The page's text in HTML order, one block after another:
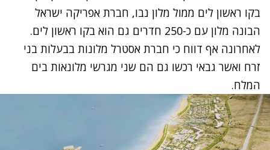
בקו ראשון לים ממול מלון נבו, חברת אפריקה ישראל
הבונה מלון עם כ-250 חדרים גם הוא בקו ראשון לים.
לאחרונה אף דווח כי חברת אסטרל מלונות בבעלות בני
זרח ואשר גבאי רכשו גם הם שני מגרשי מלונאות בים
המלח.